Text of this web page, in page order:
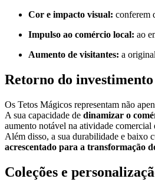
Cor e impacto visual: conferem
Impulso ao comércio local: ao
Aumento de visitantes: a
Retorno do investimento
Os Tetos Mágicos representam não
A sua capacidade de dinamizar o
aumento notável na atividade
Além disso, a sua durabilidade e baixo
acrescentado para a transformação
Coleções e